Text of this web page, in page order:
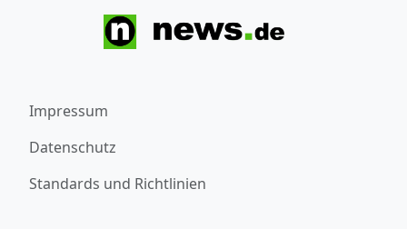
Impressum
Datenschutz
Standards und Richtlinien